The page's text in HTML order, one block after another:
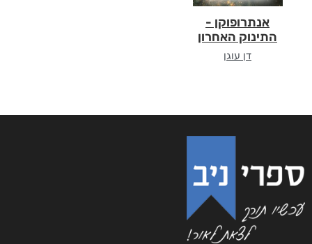
אנתרופוקן -
התינוק האחרון
דן עוגן